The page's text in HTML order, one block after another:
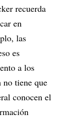
recuerda
en
las
es
a los
no tiene que
conocen el